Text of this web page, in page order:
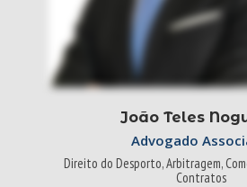
João Teles
Advogado
Direito do Desporto, Arbitragem,
Contratos